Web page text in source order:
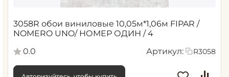
3058R обои виниловые 10,05м*1,06м FIPAR /
NOMERO UNO/ НОМЕР ОДИН / 4
0.0
Артикул: R3058